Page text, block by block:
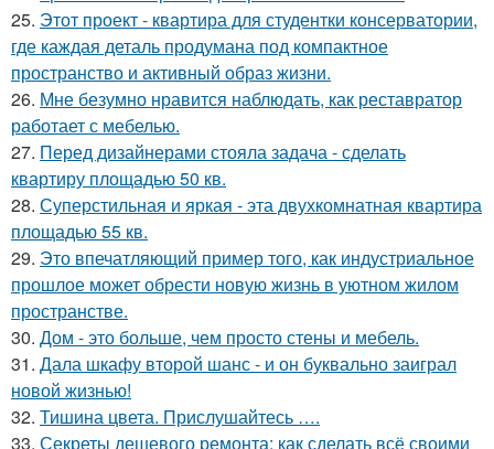
25. Этот проект - квартира для студентки консерватории,
где каждая деталь продумана под компактное
пространство и активный образ жизни.
26. Мне безумно нравится наблюдать, как реставратор
работает с мебелью.
27. Перед дизайнерами стояла задача - сделать
квартиру площадью 50 кв.
28. Суперстильная и яркая - эта двухкомнатная квартира
площадью 55 кв.
29. Это впечатляющий пример того, как индустриальное
прошлое может обрести новую жизнь в уютном жилом
пространстве.
30. Дом - это больше, чем просто стены и мебель.
31. Дала шкафу второй шанс - и он буквально заиграл
новой жизнью!
32. Тишина цвета. Прислушайтесь ….
33. Секреты дешевого ремонта: как сделать всё своими